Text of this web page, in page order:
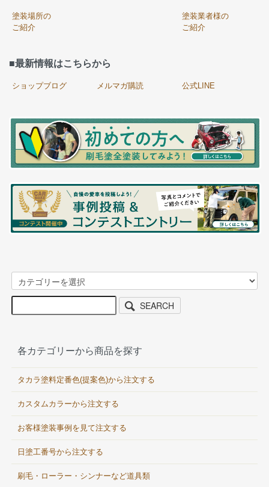
塗装場所の
ご紹介
塗装業者様の
ご紹介
■最新情報はこちらから
ショップブログ メルマガ購読 公式LINE
SEARCH
各カテゴリーから商品を探す
タカラ塗料定番色(提案色)から注文する
カスタムカラーから注文する
お客様塗装事例を見て注文する
日塗工番号から注文する
刷毛・ローラー・シンナーなど道具類